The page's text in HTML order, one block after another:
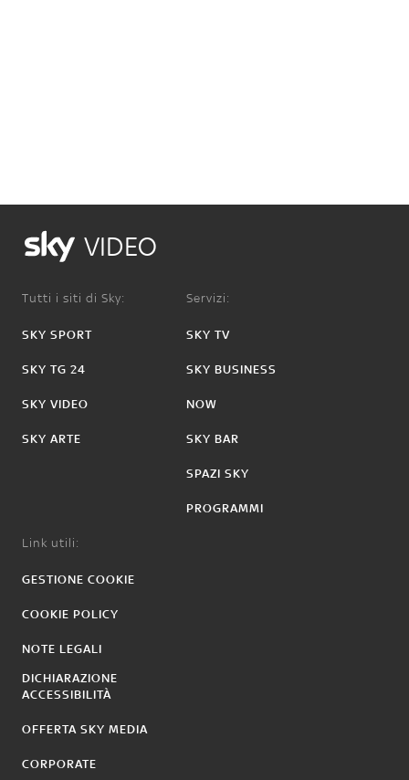
VIDEO
Tutti i siti di Sky:
SKY SPORT
SKY TG 24
SKY VIDEO
SKY ARTE
Servizi:
SKY TV
SKY BUSINESS
NOW
SKY BAR
SPAZI SKY
PROGRAMMI
Link utili:
GESTIONE COOKIE
COOKIE POLICY
NOTE LEGALI
DICHIARAZIONE
ACCESSIBILITÀ
OFFERTA SKY MEDIA
CORPORATE